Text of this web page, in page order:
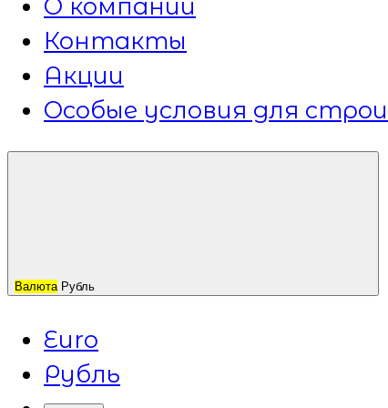
О компании
Контакты
Акции
Особые условия для
Валюта Рубль
Euro
Рубль